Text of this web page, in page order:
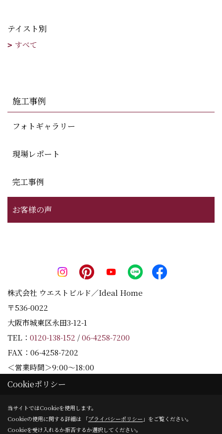
テイスト別
すべて
施工事例
フォトギャラリー
現場レポート
完工事例
お客様の声
株式会社 ウエストビルド／Ideal Home
〒536-0022
大阪市城東区永田3-12-1
TEL： 0120-138-152 /06-4258-7200
FAX：06-4258-7202
＜営業時間＞9:00～18:00
＜定休日＞水曜日
Copyright (c) Westbuild Corporation. All Rights Reserved.
Cookieポリシー
当サイトではCookieを使用します。
Cookieの使用に関する詳細は 「プライバシーポリシー 」をご覧ください。
Cookieを受け入れるか拒否するか選択してください。